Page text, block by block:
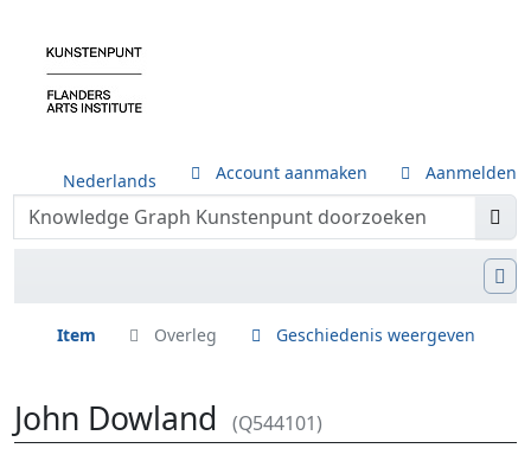
Nederlands Account aanmaken Aanmelden
Item Overleg Geschiedenis weergeven
John Dowland (Q544101)